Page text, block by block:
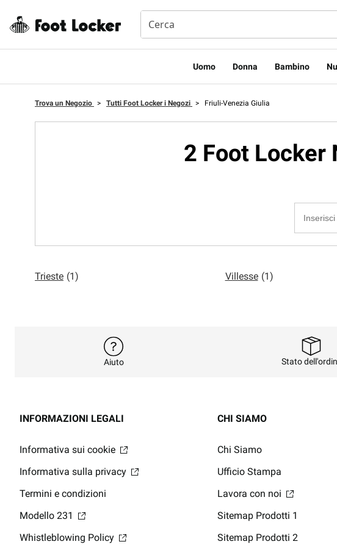
Uomo Donna Bambino
Trova un Negozio > Tutti Foot Locker i Negozi > Friuli-Venezia Giulia
2 Foot Locker
Trieste (1) Villesse (1)
Aiuto Stato
INFORMAZIONI LEGALI
Informativa sui cookie
Informativa sulla privacy
Termini e condizioni
Modello 231
Whistleblowing Policy
CHI SIAMO
Chi Siamo
Ufficio Stampa
Lavora con noi
Sitemap Prodotti 1
Sitemap Prodotti 2